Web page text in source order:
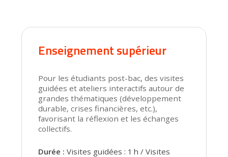
Enseignement supérieur
Pour les étudiants post-bac, des visites
guidées et ateliers interactifs autour de
grandes thématiques (développement
durable, crises financières, etc.),
favorisant la réflexion et les échanges
collectifs.
Durée : Visites guidées : 1 h / Visites